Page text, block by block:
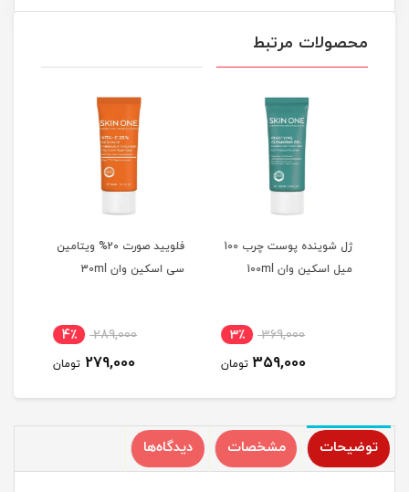
محصولات مرتبط
ژل شوینده پوست چرب 100
میل اسکین وان 100ml
369,000 3٪
359,000 تومان
فلویید صورت 20% ویتامین
سی اسکین وان 30ml
289,000 4٪
279,000 تومان
توضیحات مشخصات دیدگاه‌ها